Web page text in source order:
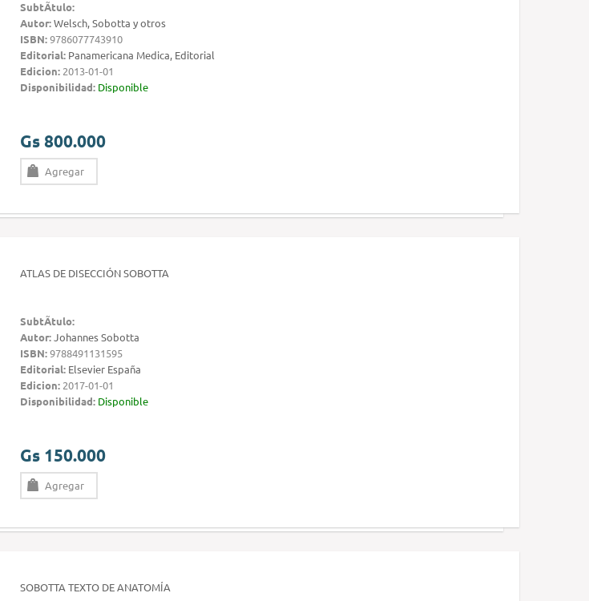
SubtÃ­tulo:
Autor:Welsch, Sobotta y otros
ISBN:9786077743910
Editorial: Panamericana Medica, Editorial
Edicion: 2013-01-01
Disponibilidad: Disponible
Gs 800.000
Agregar
ATLAS DE DISECCIÓN SOBOTTA
SubtÃ­tulo:
Autor:Johannes Sobotta
ISBN:9788491131595
Editorial: Elsevier España
Edicion: 2017-01-01
Disponibilidad: Disponible
Gs 150.000
Agregar
SOBOTTA TEXTO DE ANATOMÍA